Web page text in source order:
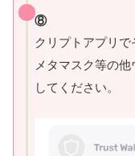
⑧
クリプトアプリで
メタマスク等の
してください。